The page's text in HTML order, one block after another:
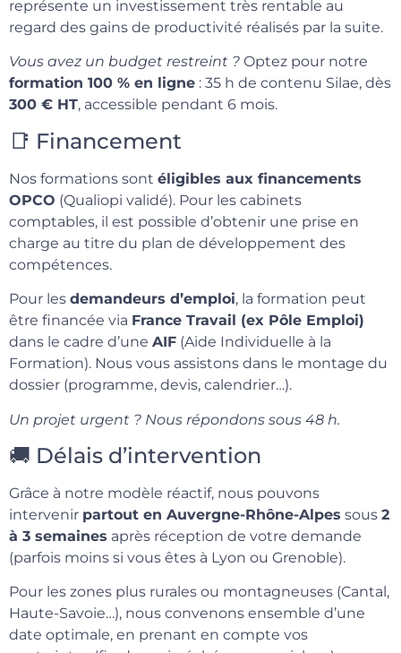
représente un investissement très rentable au
regard des gains de productivité réalisés par la suite.
Vous avez un budget restreint ? Optez pour notre
formation 100 % en ligne : 35 h de contenu Silae, dès
300 € HT, accessible pendant 6 mois.
📑 Financement
Nos formations sont éligibles aux financements
OPCO (Qualiopi validé). Pour les cabinets
comptables, il est possible d’obtenir une prise en
charge au titre du plan de développement des
compétences.
Pour les demandeurs d’emploi, la formation peut
être financée via France Travail (ex Pôle Emploi)
dans le cadre d’une AIF (Aide Individuelle à la
Formation). Nous vous assistons dans le montage du
dossier (programme, devis, calendrier…).
Un projet urgent ? Nous répondons sous 48 h.
🚚 Délais d’intervention
Grâce à notre modèle réactif, nous pouvons
intervenir partout en Auvergne-Rhône-Alpes sous 2
à 3 semaines après réception de votre demande
(parfois moins si vous êtes à Lyon ou Grenoble).
Pour les zones plus rurales ou montagneuses (Cantal,
Haute-Savoie…), nous convenons ensemble d’une
date optimale, en prenant en compte vos